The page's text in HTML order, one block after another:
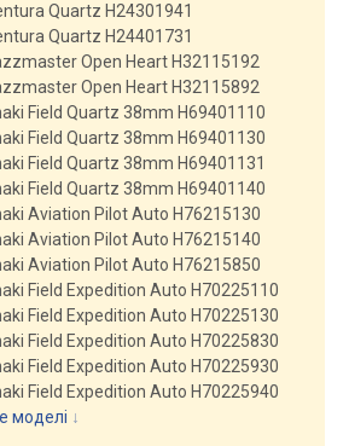
Quartz H24301941
Quartz H24401731
Open Heart H32115192
Open Heart H32115892
Field Quartz 38mm H69401110
Field Quartz 38mm H69401130
Field Quartz 38mm H69401131
Field Quartz 38mm H69401140
Aviation Pilot Auto H76215130
Aviation Pilot Auto H76215140
Aviation Pilot Auto H76215850
Field Expedition Auto H70225110
Field Expedition Auto H70225130
Field Expedition Auto H70225830
Field Expedition Auto H70225930
Field Expedition Auto H70225940
моделі ↓